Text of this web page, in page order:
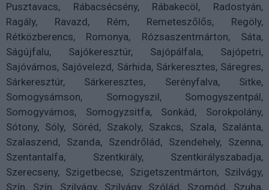
Pusztavacs, Rábacsécsény, Rábakecöl, Radostyán,
Ragály, Ravazd, Rém, Remeteszőlős, Regöly,
Rétközberencs, Romonya, Rózsaszentmárton, Sáta,
Ságújfalu, Sajókeresztúr, Sajópálfala, Sajópetri,
Sajóvámos, Sajóvelezd, Sárhida, Sárkeresztes, Sáregres,
Sárkeresztúr, Sárkeresztes, Serényfalva, Sitke,
Somogysámson, Somogyszil, Somogyszentpál,
Somogyvámos, Somogyzsitfa, Sonkád, Sorokpolány,
Sótony, Sóly, Söréd, Szakoly, Szakcs, Szala, Szalánta,
Szalaszend, Szanda, Szendrőlád, Szendehely, Szenna,
Szentantalfa, Szentkirály, Szentkirályszabadja,
Szerecseny, Szigetbecse, Szigetszentmárton, Szilvágy,
Szín, Szín, Szilvágy, Szilvágy, Szólád, Szomód, Szuha,